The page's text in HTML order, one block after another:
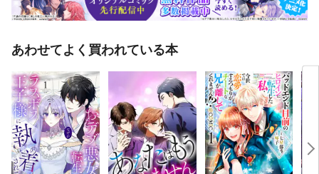
あわせてよく買われている本